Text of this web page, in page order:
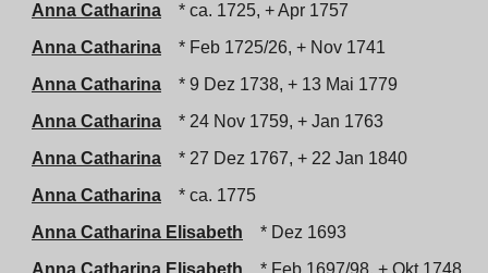
Anna Catharina
* ca. 1725, + Apr 1757
Anna Catharina
* Feb 1725/26, + Nov 1741
Anna Catharina
* 9 Dez 1738, + 13 Mai 1779
Anna Catharina
* 24 Nov 1759, + Jan 1763
Anna Catharina
* 27 Dez 1767, + 22 Jan 1840
Anna Catharina
* ca. 1775
Anna Catharina Elisabeth
* Dez 1693
Anna Catharina Elisabeth
* Feb 1697/98, + Okt 1748